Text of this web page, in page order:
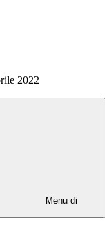
2022
Menu di